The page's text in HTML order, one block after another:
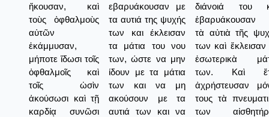
ἤκουσαν, καὶ
τοὺς ὀφθαλμοὺς
αὐτῶν
ἐκάμμυσαν,
μήποτε ἴδωσι τοῖς
ὀφθαλμοῖς καὶ
τοῖς ὠσὶν
ἀκούσωσι καὶ τῇ
καρδίᾳ συνῶσι
εβαρυάκουσαν με
τα αυτιά της ψυχής
των και έκλεισαν
τα μάτια του νου
των, ώστε να μην
ίδουν με τα μάτια
των και να μη
ακούσουν με τα
αυτιά των και να
διάνοιά του
ἐβαρυάκουσαν
τὰ αὐτιὰ τῆς
των καὶ ἔκλεισαν
ἐσωτερικὰ
των. Καὶ
ἀχρήστευσαν
τους τὰ
των